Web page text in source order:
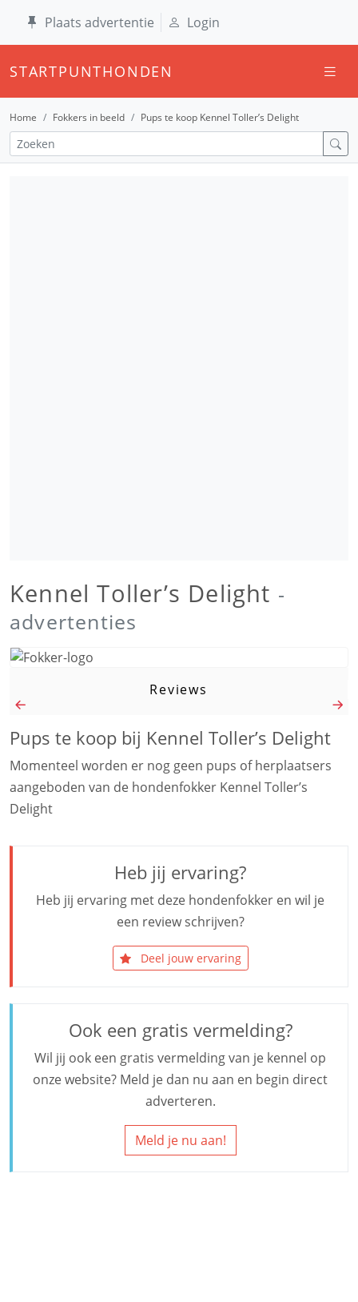
Plaats advertentie Login
STARTPUNTHONDEN
Home Fokkers in beeld Pups te koop Kennel Toller’s Delight
Kennel Toller’s Delight -
advertenties
Reviews
Pups te koop bij Kennel Toller’s Delight
Momenteel worden er nog geen pups of herplaatsers
aangeboden van de hondenfokker Kennel Toller’s
Delight
Heb jij ervaring?
Heb jij ervaring met deze hondenfokker en wil je
een review schrijven?
Deel jouw ervaring
Ook een gratis vermelding?
Wil jij ook een gratis vermelding van je kennel op
onze website? Meld je dan nu aan en begin direct
adverteren.
Meld je nu aan!